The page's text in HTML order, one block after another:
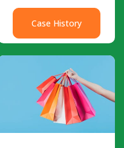
Case History